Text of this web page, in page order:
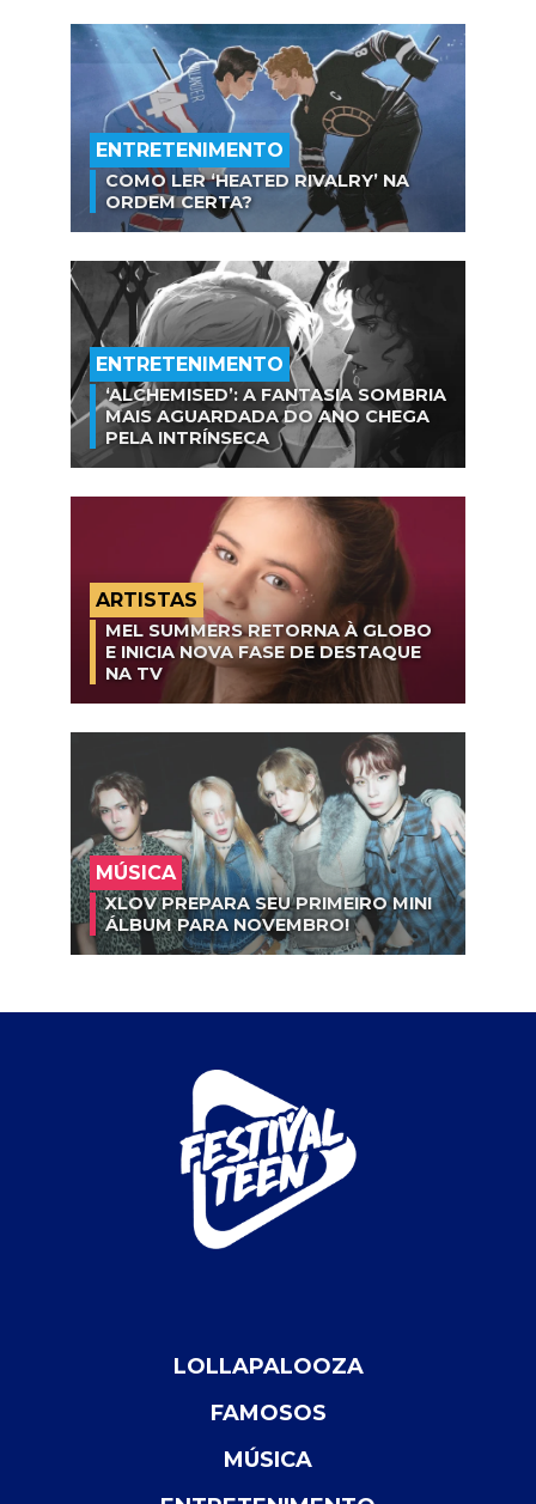
ENTRETENIMENTO
COMO LER ‘HEATED RIVALRY’ NA
ORDEM CERTA?
ENTRETENIMENTO
‘ALCHEMISED’: A FANTASIA SOMBRIA
MAIS AGUARDADA DO ANO CHEGA
PELA INTRÍNSECA
ARTISTAS
MEL SUMMERS RETORNA À GLOBO
E INICIA NOVA FASE DE DESTAQUE
NA TV
MÚSICA
XLOV PREPARA SEU PRIMEIRO MINI
ÁLBUM PARA NOVEMBRO!
LOLLAPALOOZA
FAMOSOS
MÚSICA